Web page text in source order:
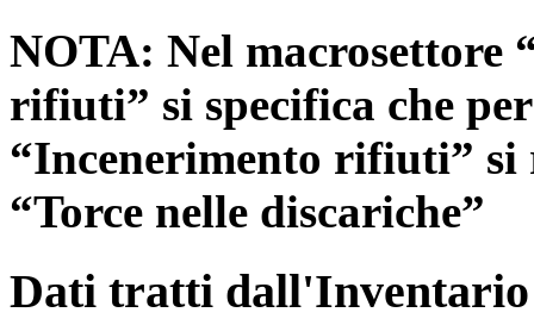
NOTA: Nel macrosettore
rifiuti” si specifica che
“Incenerimento rifiuti”
“Torce nelle discariche”
Dati tratti dall'Inventario